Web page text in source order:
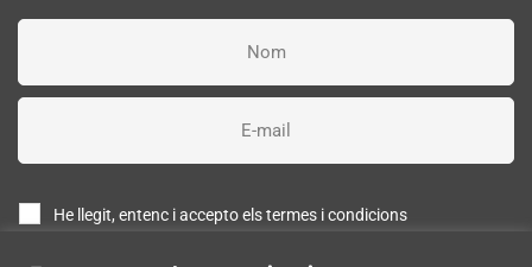
He llegit, entenc i accepto els termes i condicions